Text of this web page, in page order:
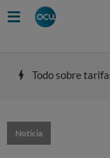
Todo sobre
Noticia